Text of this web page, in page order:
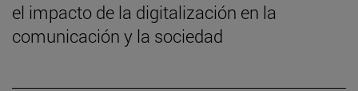
el impacto de la digitalización en la
comunicación y la sociedad